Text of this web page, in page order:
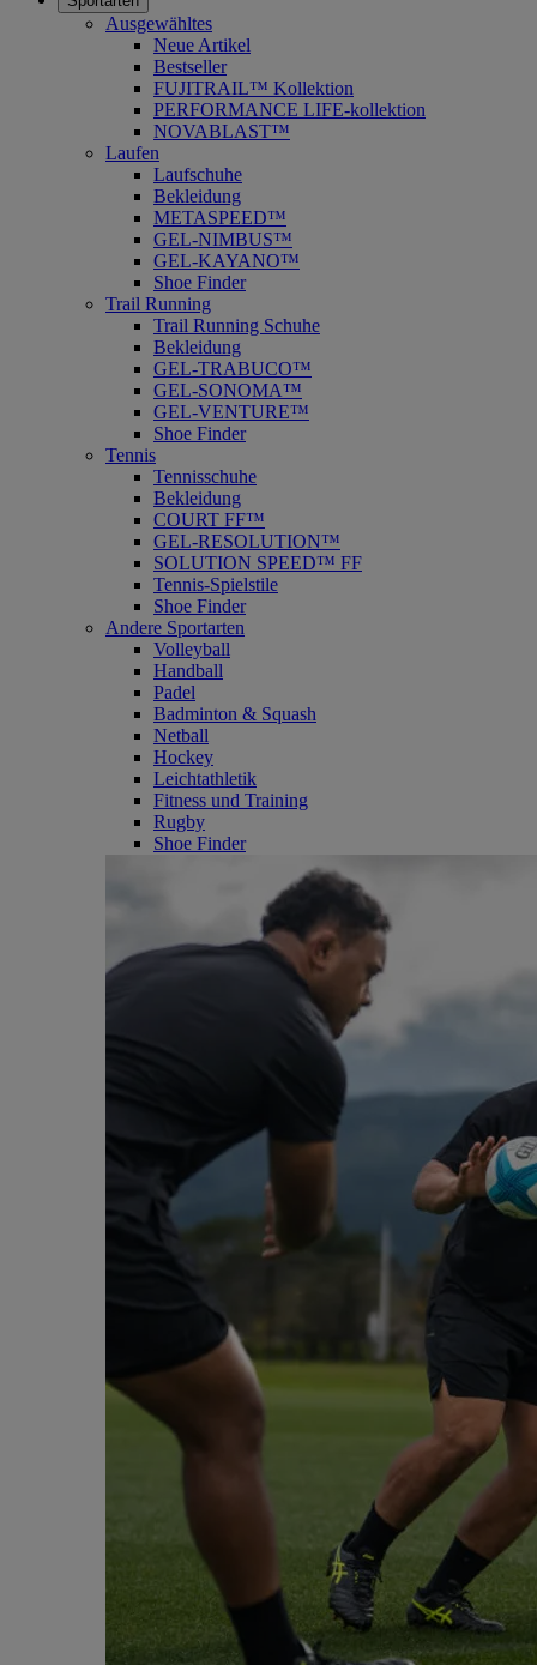
Ausgewähltes
Neue Artikel
Bestseller
FUJITRAIL™ Kollektion
PERFORMANCE LIFE-kollektion
NOVABLAST™
Laufen
Laufschuhe
Bekleidung
METASPEED™
GEL-NIMBUS™
GEL-KAYANO™
Shoe Finder
Trail Running
Trail Running Schuhe
Bekleidung
GEL-TRABUCO™
GEL-SONOMA™
GEL-VENTURE™
Shoe Finder
Tennis
Tennisschuhe
Bekleidung
COURT FF™
GEL-RESOLUTION™
SOLUTION SPEED™ FF
Tennis-Spielstile
Shoe Finder
Andere Sportarten
Volleyball
Handball
Padel
Badminton & Squash
Netball
Hockey
Leichtathletik
Fitness und Training
Rugby
Shoe Finder